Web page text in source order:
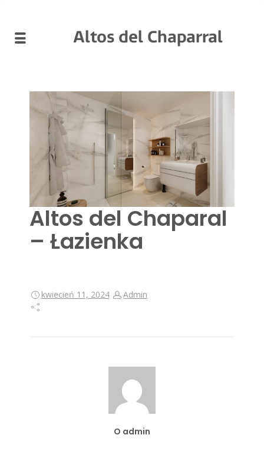
Altos del Chaparral
Altos del Chaparal
– Łazienka
kwiecień 11, 2024 Admin
O admin